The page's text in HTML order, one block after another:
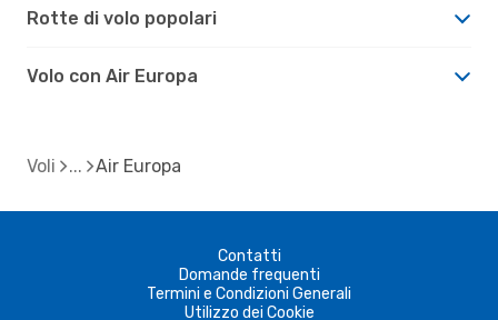
Rotte di volo popolari
Volo con Air Europa
Voli Air Europa
Contatti
Domande frequenti
Termini e Condizioni Generali
Utilizzo dei Cookie